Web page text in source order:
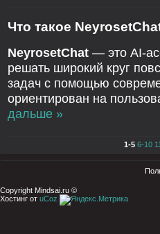
Что такое
NeyrosetChat — это AI-
решать широкий круг
задач с помощью
ориентирован на
дальше »
1-5 6-10
Copyright Mindsai.ru ©
Хостинг от uCoz